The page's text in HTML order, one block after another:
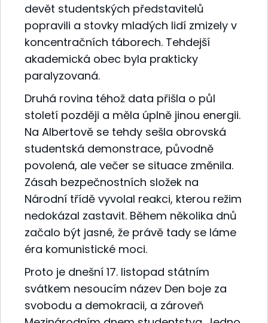
devět studentských představitelů
popravili a stovky mladých lidí zmizely v
koncentračních táborech. Tehdejší
akademická obec byla prakticky
paralyzovaná.
Druhá rovina téhož data přišla o půl
století později a měla úplně jinou energii.
Na Albertově se tehdy sešla obrovská
studentská demonstrace, původně
povolená, ale večer se situace změnila.
Zásah bezpečnostních složek na
Národní třídě vyvolal reakci, kterou režim
nedokázal zastavit. Během několika dnů
začalo být jasné, že právě tady se láme
éra komunistické moci.
Proto je dnešní 17. listopad státním
svátkem nesoucím název Den boje za
svobodu a demokracii, a zároveň